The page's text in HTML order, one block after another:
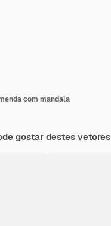
com mandala
gostar destes vetores